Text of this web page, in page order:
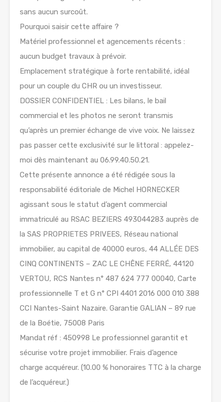
sans aucun surcoût.
Pourquoi saisir cette affaire ?
Matériel professionnel et agencements récents :
aucun budget travaux à prévoir.
Emplacement stratégique à forte rentabilité, idéal
pour un couple du CHR ou un investisseur.
DOSSIER CONFIDENTIEL : Les bilans, le bail
commercial et les photos ne seront transmis
qu’après un premier échange de vive voix. Ne laissez
pas passer cette exclusivité sur le littoral : appelez-
moi dès maintenant au 06.99.40.50.21.
Cette présente annonce a été rédigée sous la
responsabilité éditoriale de Michel HORNECKER
agissant sous le statut d’agent commercial
immatriculé au RSAC BEZIERS 493044283 auprès de
la SAS PROPRIETES PRIVEES, Réseau national
immobilier, au capital de 40000 euros, 44 ALLÉE DES
CINQ CONTINENTS – ZAC LE CHÊNE FERRÉ, 44120
VERTOU, RCS Nantes n° 487 624 777 00040, Carte
professionnelle T et G n° CPI 4401 2016 000 010 388
CCI Nantes-Saint Nazaire. Garantie GALIAN – 89 rue
de la Boétie, 75008 Paris
Mandat réf : 450998 Le professionnel garantit et
sécurise votre projet immobilier. Frais d’agence
charge acquéreur. (10.00 % honoraires TTC à la charge
de l’acquéreur.)